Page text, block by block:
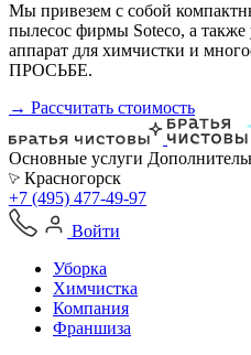
Мы привезем с собой
пылесос фирмы Soteco, а также
аппарат для химчистки и
ПРОСЬБЕ.
→ Рассчитать стоимость
Основные услуги
Красногорск
+7 (495) 477-49-97
Войти
Уборка
Химчистка
Компания
Франшиза